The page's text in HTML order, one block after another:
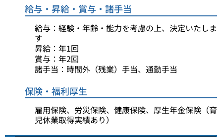
給与・昇給・賞与・諸手当
給与：経験・年齢・能力を考慮の上、決定いたしま
す
昇給：年1回
賞与：年2回
諸手当：時間外（残業）手当、通勤手当
保険・福利厚生
雇用保険、労災保険、健康保険、厚生年金保険（育
児休業取得実績あり）